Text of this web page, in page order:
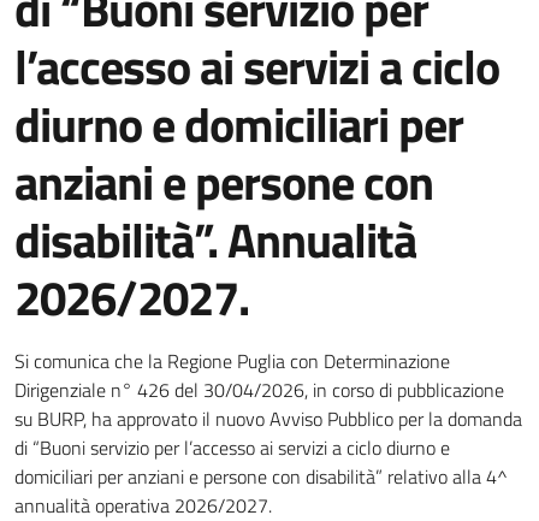
l’accesso ai servizi a ciclo
diurno e domiciliari per
anziani e persone con
disabilità”. Annualità
2026/2027.
Dettagli della notizia
Si comunica che la Regione Puglia con Determinazione
Dirigenziale n° 426 del 30/04/2026, in corso di pubblicazione
su BURP, ha approvato il nuovo Avviso Pubblico per la domanda
di “Buoni servizio per l’accesso ai servizi a ciclo diurno e
domiciliari per anziani e persone con disabilità” relativo alla 4^
annualità operativa 2026/2027.